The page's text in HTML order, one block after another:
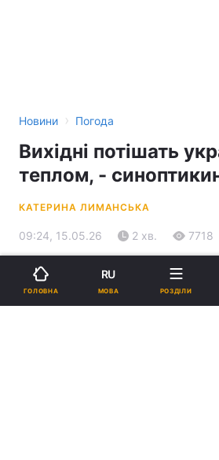
Новини › Погода
Вихідні потішать
теплом, -
КАТЕРИНА ЛИМАНСЬКА
09:24, 15.05.26 2 хв. 7718
Підпишіться на
ГОЛОВНА
RU
МОВА РОЗДІЛИ